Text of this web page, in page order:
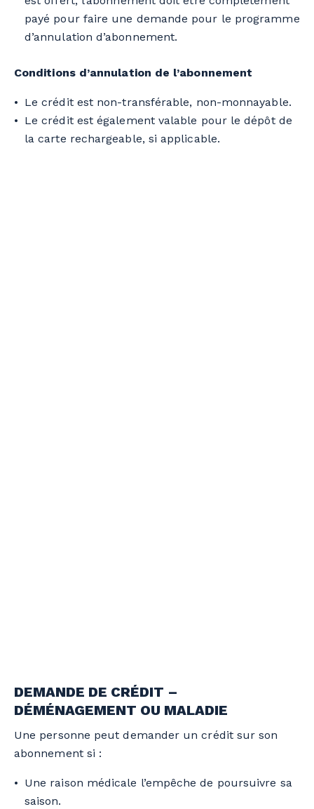
payé pour faire une demande pour le programme
d’annulation d’abonnement.
Conditions d’annulation de l’abonnement
Le crédit est non-transférable, non-monnayable.
Le crédit est également valable pour le dépôt de
la carte rechargeable, si applicable.
DEMANDE DE CRÉDIT –
DÉMÉNAGEMENT OU MALADIE
Une personne peut demander un crédit sur son
abonnement si :
Une raison médicale l’empêche de poursuivre sa
saison.